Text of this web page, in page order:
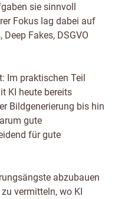
sie sinnvoll
Fokus lag dabei auf
Fakes, DSGVO
Im praktischen Teil
KI heute bereits
Bildgenerierung bis hin
gute
für gute
abzubauen
vermitteln, wo KI